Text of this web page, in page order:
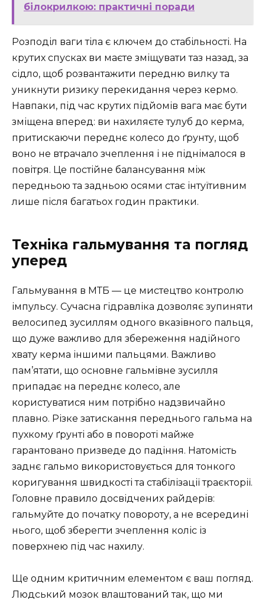
білокрилкою: практичні поради
Розподіл ваги тіла є ключем до стабільності. На
крутих спусках ви маєте зміщувати таз назад, за
сідло, щоб розвантажити передню вилку та
уникнути ризику перекидання через кермо.
Навпаки, під час крутих підйомів вага має бути
зміщена вперед: ви нахиляєте тулуб до керма,
притискаючи переднє колесо до ґрунту, щоб
воно не втрачало зчеплення і не піднімалося в
повітря. Це постійне балансування між
передньою та задньою осями стає інтуїтивним
лише після багатьох годин практики.
Техніка гальмування та погляд
уперед
Гальмування в МТБ — це мистецтво контролю
імпульсу. Сучасна гідравліка дозволяє зупиняти
велосипед зусиллям одного вказівного пальця,
що дуже важливо для збереження надійного
хвату керма іншими пальцями. Важливо
пам’ятати, що основне гальмівне зусилля
припадає на переднє колесо, але
користуватися ним потрібно надзвичайно
плавно. Різке затискання переднього гальма на
пухкому ґрунті або в повороті майже
гарантовано призведе до падіння. Натомість
заднє гальмо використовується для тонкого
коригування швидкості та стабілізації траєкторії.
Головне правило досвідчених райдерів:
гальмуйте до початку повороту, а не всередині
нього, щоб зберегти зчеплення коліс із
поверхнею під час нахилу.
Ще одним критичним елементом є ваш погляд.
Людський мозок влаштований так, що ми